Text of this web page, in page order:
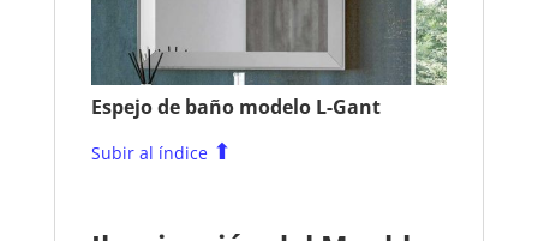
Espejo de baño modelo L-Gant
Subir al índice ⬆